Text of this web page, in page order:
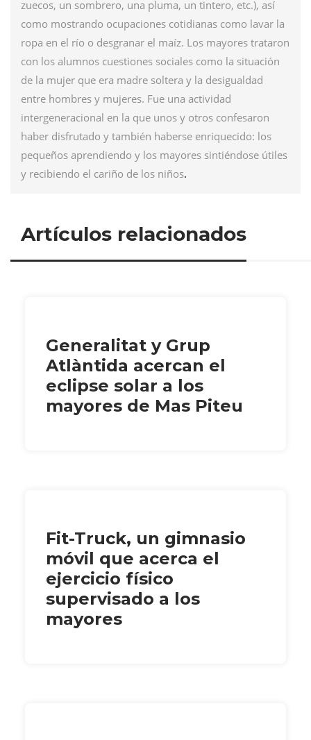
zuecos, un sombrero, una pluma, un tintero, etc.), así
como mostrando ocupaciones cotidianas como lavar la
ropa en el río o desgranar el maíz. Los mayores trataron
con los alumnos cuestiones sociales como la situación
de la mujer que era madre soltera y la desigualdad
entre hombres y mujeres. Fue una actividad
intergeneracional en la que unos y otros confesaron
haber disfrutado y también haberse enriquecido: los
pequeños aprendiendo y los mayores sintiéndose útiles
y recibiendo el cariño de los niños.
Artículos relacionados
Generalitat y Grup
Atlàntida acercan el
eclipse solar a los
mayores de Mas Piteu
Fit-Truck, un gimnasio
móvil que acerca el
ejercicio físico
supervisado a los
mayores